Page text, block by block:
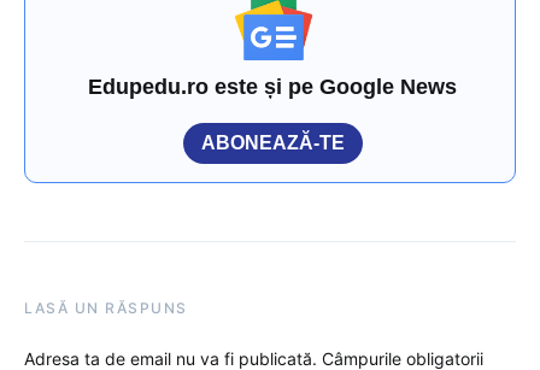
Edupedu.ro este și pe Google News
ABONEAZĂ-TE
LASĂ UN RĂSPUNS
Adresa ta de email nu va fi publicată. Câmpurile obligatorii